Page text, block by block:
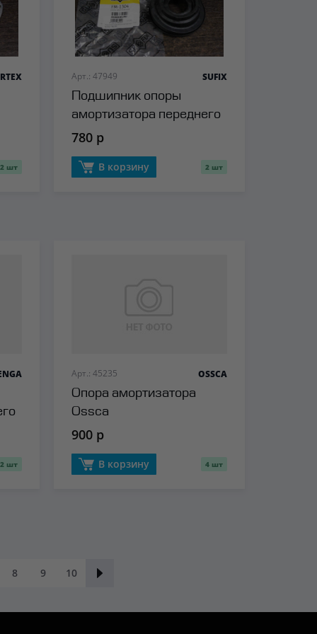
2 шт
Арт.: 47949
Подшипник опоры
амортизатора переднего
Sufix
SUFIX
780 р
В корзину 2 шт
2 шт
Арт.: 45235
Опора амортизатора
Ossca
OSSCA
900 р
В корзину 4 шт
8 9 10